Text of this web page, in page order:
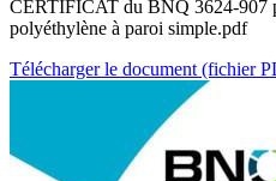
CERTIFICAT du BNQ 3624-907
polyéthylène à paroi simple.pdf
Télécharger le document (fichier